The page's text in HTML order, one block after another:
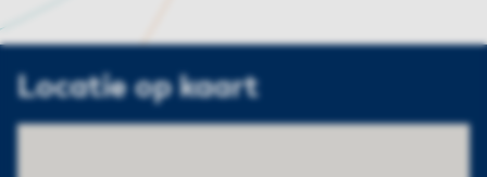
Locatie op kaart